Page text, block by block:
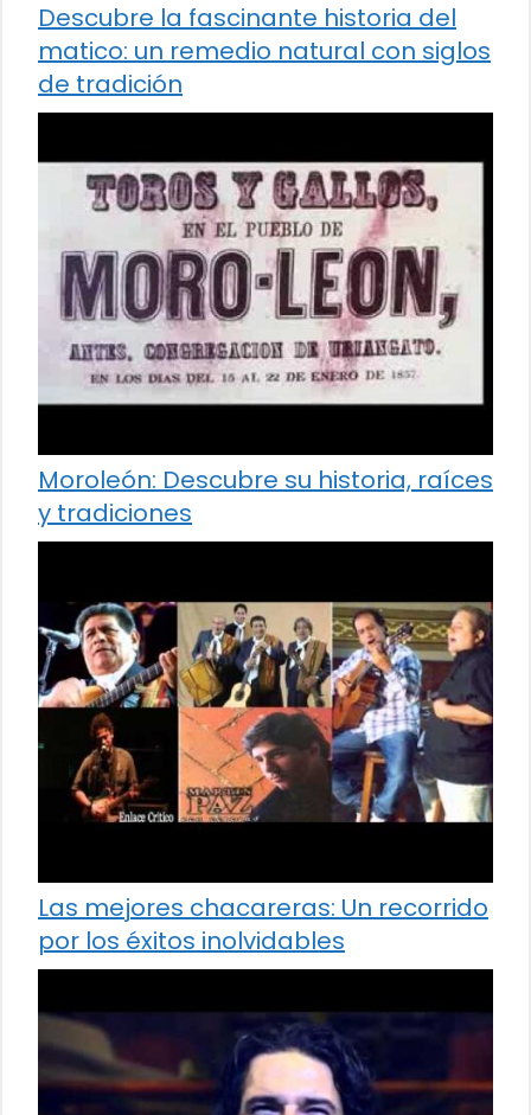
Descubre la fascinante historia del
matico: un remedio natural con siglos
de tradición
Moroleón: Descubre su historia, raíces
y tradiciones
Las mejores chacareras: Un recorrido
por los éxitos inolvidables